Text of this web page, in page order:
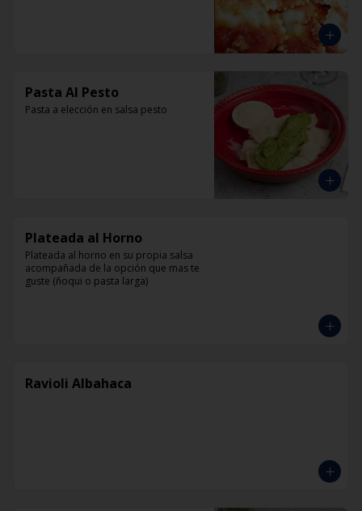
Pasta Al Pesto
Pasta a elección en salsa pesto
Plateada al Horno
Plateada al horno en su propia salsa
acompañada de la opción que mas te
guste (ñoqui o pasta larga)
Ravioli Albahaca